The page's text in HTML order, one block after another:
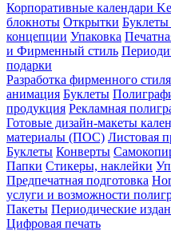
Корпоративные календари
блокноты Открытки Буклеты
концепции Упаковка
и Фирменный стиль
подарки
Разработка фирменного стиля
анимация Буклеты
продукция Рекламная
Готовые дизайн-макеты
материалы (ПОС) Листовая
Буклеты Конверты
Папки Стикеры, наклейки
Предпечатная подготовка
услуги и возможности
Пакеты Периодические
Цифровая печать